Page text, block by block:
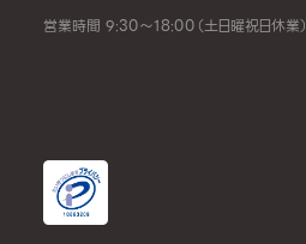
営業時間 9:30～18:00（土日曜祝日休業）